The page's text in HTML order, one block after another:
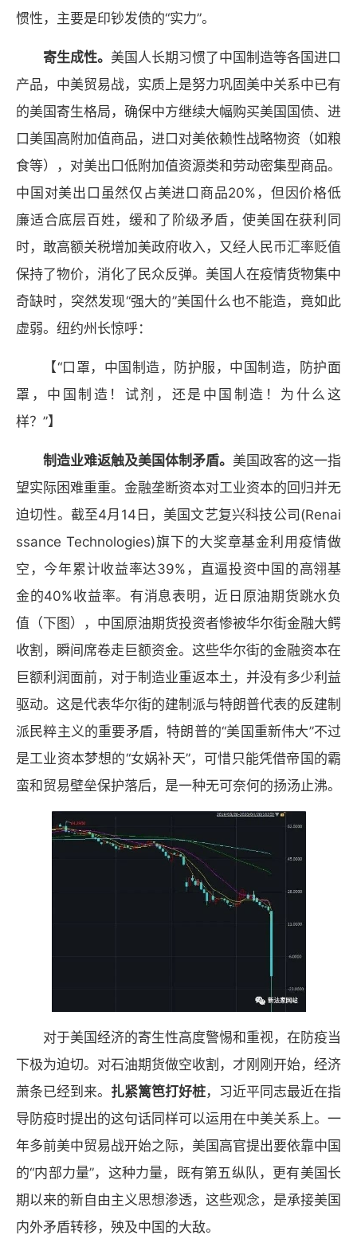
惯性，主要是印钞发债的“实力”。
寄生成性。 美国人长期习惯了中国制造等各国进口
产品，中美贸易战，实质上是努力巩固美中关系中已有
的美国寄生格局，确保中方继续大幅购买美国国债、进
口美国高附加值商品，进口对美依赖性战略物资（如粮
食等），对美出口低附加值资源类和劳动密集型商品。
中国对美出口虽然仅占美进口商品20%，但因价格低
廉适合底层百姓，缓和了阶级矛盾，使美国在获利同
时，敢高额关税增加美政府收入，又经人民币汇率贬值
保持了物价，消化了民众反弹。美国人在疫情货物集中
奇缺时，突然发现“强大的”美国什么也不能造，竟如此
虚弱。纽约州长惊呼：
【“口罩，中国制造，防护服，中国制造，防护面
罩，中国制造！试剂，还是中国制造！为什么这
样？”】
制造业难返触及美国体制矛盾。 美国政客的这一指
望实际困难重重。金融垄断资本对工业资本的回归并无
迫切性。截至4月14日，美国文艺复兴科技公司(Renai
ssance Technologies)旗下的大奖章基金利用疫情做
空，今年累计收益率达39%，直逼投资中国的高翎基
金的40%收益率。有消息表明，近日原油期货跳水负
值（下图），中国原油期货投资者惨被华尔街金融大鳄
收割，瞬间席卷走巨额资金。这些华尔街的金融资本在
巨额利润面前，对于制造业重返本土，并没有多少利益
驱动。这是代表华尔街的建制派与特朗普代表的反建制
派民粹主义的重要矛盾，特朗普的“美国重新伟大”不过
是工业资本梦想的“女娲补天”，可惜只能凭借帝国的霸
蛮和贸易壁垒保护落后，是一种无可奈何的扬汤止沸。
对于美国经济的寄生性高度警惕和重视，在防疫当
下极为迫切。对石油期货做空收割，才刚刚开始，经济
萧条已经到来。 扎紧篱笆打好桩，习近平同志最近在指
导防疫时提出的这句话同样可以运用在中美关系上。一
年多前美中贸易战开始之际，美国高官提出要依靠中国
的“内部力量”，这种力量，既有第五纵队，更有美国长
期以来的新自由主义思想渗透，这些观念，是承接美国
内外矛盾转移，殃及中国的大敌。